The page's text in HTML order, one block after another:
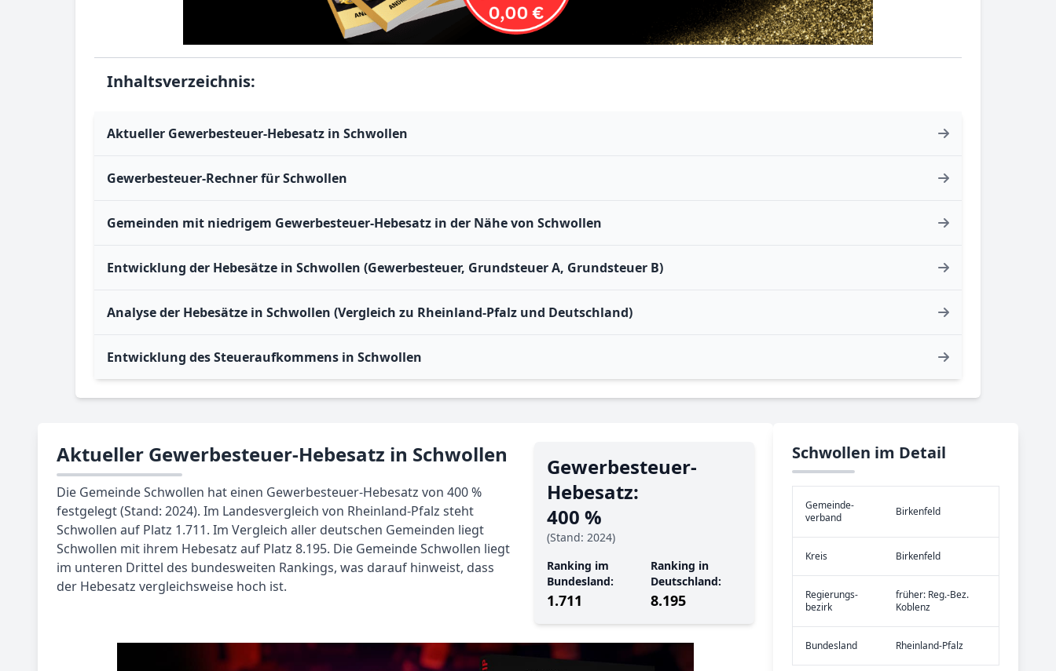
Inhaltsverzeichnis:
Aktueller Gewerbesteuer-Hebesatz in Schwollen
Gewerbesteuer-Rechner für Schwollen
Gemeinden mit niedrigem Gewerbesteuer-Hebesatz in der Nähe von Schwollen
Entwicklung der Hebesätze in Schwollen (Gewerbesteuer, Grundsteuer A, Grundsteuer B)
Analyse der Hebesätze in Schwollen (Vergleich zu Rheinland-Pfalz und Deutschland)
Entwicklung des Steueraufkommens in Schwollen
Aktueller Gewerbesteuer-Hebesatz in Schwollen
Die Gemeinde Schwollen hat einen Gewerbesteuer-Hebesatz von 400 %
festgelegt (Stand: 2024). Im Landesvergleich von Rheinland-Pfalz steht
Schwollen auf Platz 1.711. Im Vergleich aller deutschen Gemeinden liegt
Schwollen mit ihrem Hebesatz auf Platz 8.195. Die Gemeinde Schwollen liegt
im unteren Drittel des bundesweiten Rankings, was darauf hinweist, dass
der Hebesatz vergleichsweise hoch ist.
Gewerbe­steuer-
Hebe­satz:
400 %
(Stand: 2024)
Ranking im
Bundesland:
1.711
Ranking in
Deutschland:
8.195
Schwollen im Detail
Gemeinde­
verband
Birkenfeld
Kreis Birkenfeld
Re­gier­ungs­
bezirk
früher: Reg.-Bez.
Koblenz
Bundes­land Rheinland-Pfalz